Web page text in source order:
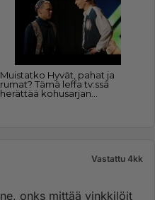
Vastattu 4kk
onks mittää vinkkilöit